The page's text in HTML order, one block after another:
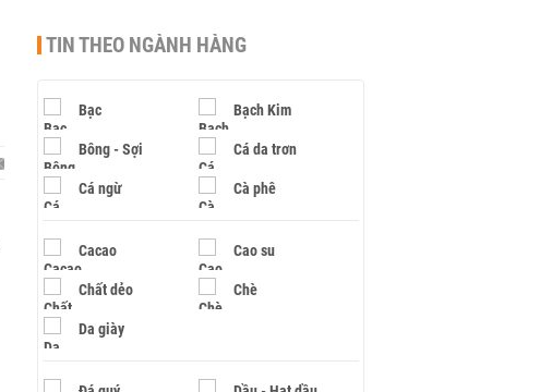
TIN THEO NGÀNH HÀNG
Bạc Bạch Kim
Bông - Sợi Cá da trơn
Cá ngừ Cà phê
Cacao Cao su
Chất dẻo Chè
Da giày